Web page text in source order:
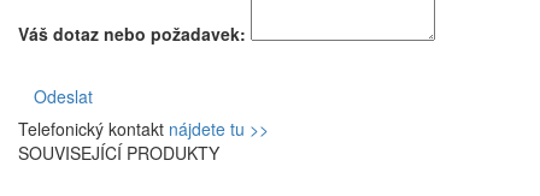
Váš dotaz nebo požadavek:
Odeslat
Telefonický kontakt nájdete tu >>
SOUVISEJÍCÍ PRODUKTY